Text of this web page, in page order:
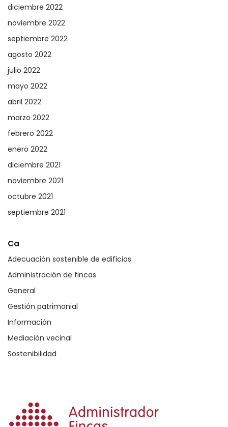
diciembre 2022
noviembre 2022
septiembre 2022
agosto 2022
julio 2022
mayo 2022
abril 2022
marzo 2022
febrero 2022
enero 2022
diciembre 2021
noviembre 2021
octubre 2021
septiembre 2021
Ca
Adecuación sostenible de edificios
Administración de fincas
General
Gestión patrimonial
Información
Mediación vecinal
Sostenibilidad